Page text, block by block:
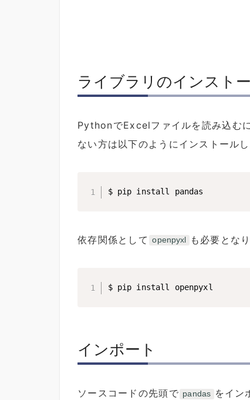
ライブラリのインスト
PythonでExcelファイルを読み込むに
ない方は以下のようにインストールし
$ pip install pandas
依存関係として openpyxl も必要とな
$ pip install openpyxl
インポート
ソースコードの先頭で pandas をイン